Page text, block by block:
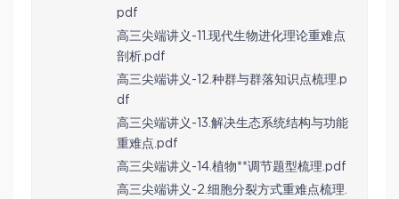
pdf
高三尖端讲义-11.现代生物进化理论重难点
剖析.pdf
高三尖端讲义-12.种群与群落知识点梳理.p
df
高三尖端讲义-13.解决生态系统结构与功能
重难点.pdf
高三尖端讲义-14.植物**调节题型梳理.pdf
高三尖端讲义-2.细胞分裂方式重难点梳理.